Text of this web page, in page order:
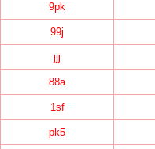
9pk
99j
jjj
88a
1sf
pk5